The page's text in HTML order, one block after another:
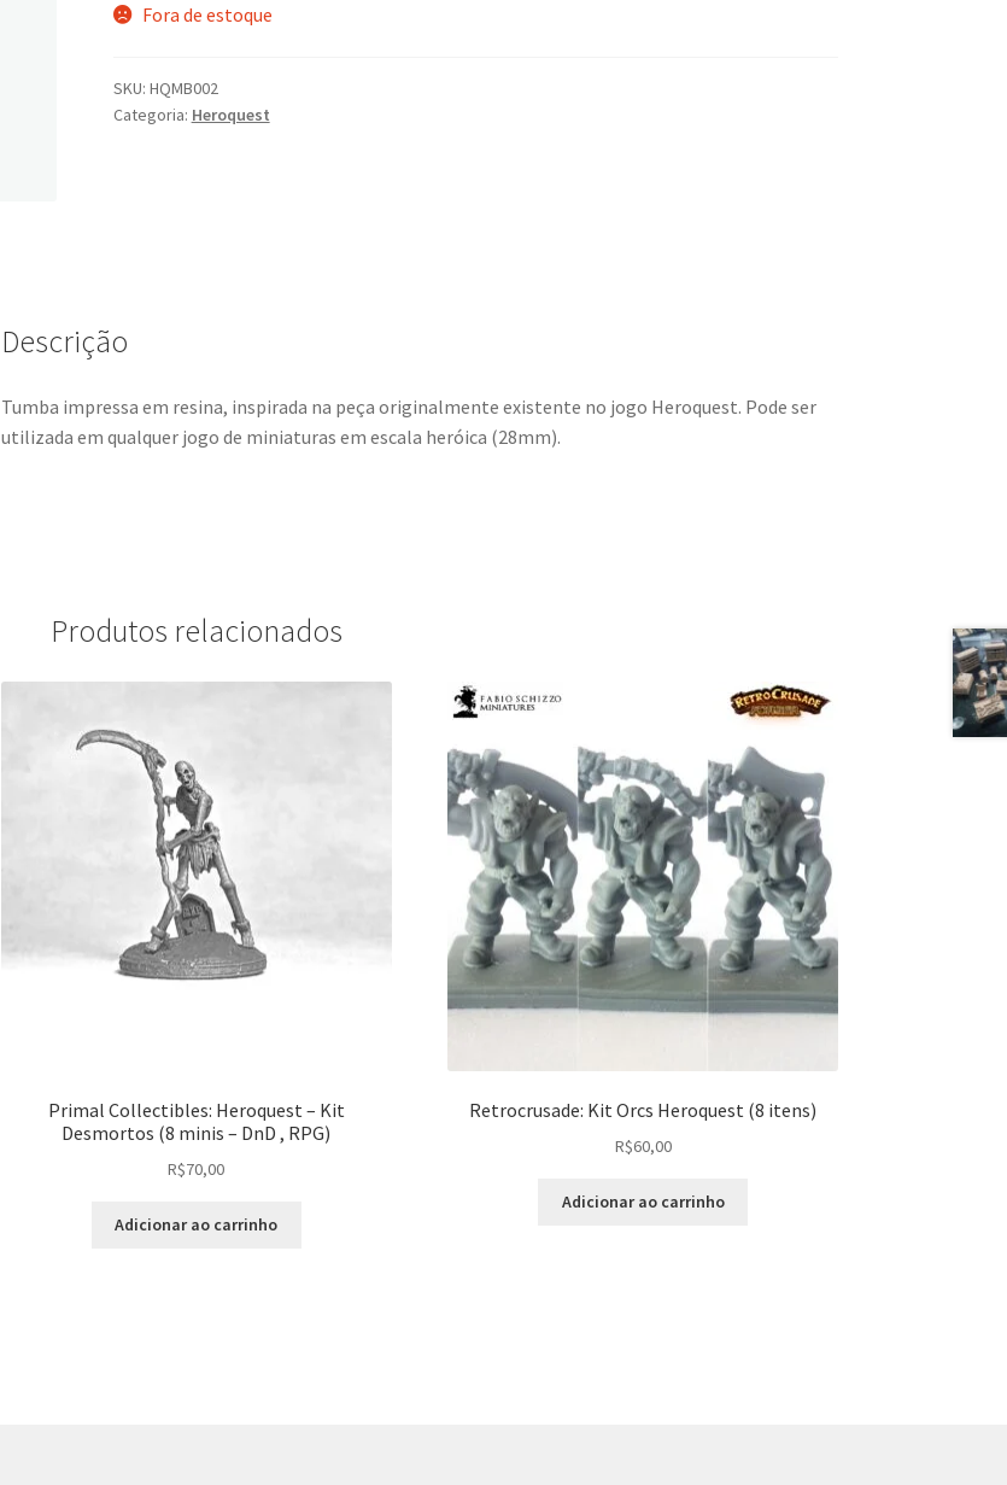
Fora de estoque
SKU: HQMB002
Categoria: Heroquest
Descrição
Tumba impressa em resina, inspirada na peça originalmente existente no jogo Heroquest. Pode ser
utilizada em qualquer jogo de miniaturas em escala heróica (28mm).
Produtos relacionados
Primal Collectibles: Heroquest – Kit
Desmortos (8 minis – DnD , RPG)
R$70,00
Adicionar ao carrinho
Retrocrusade: Kit Orcs Heroquest (8 itens)
R$60,00
Adicionar ao carrinho